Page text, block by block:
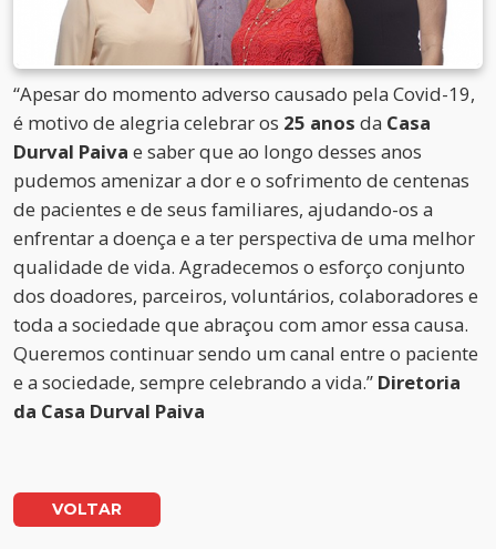
“Apesar do momento adverso causado pela Covid-19,
é motivo de alegria celebrar os 25 anos da Casa
Durval Paiva e saber que ao longo desses anos
pudemos amenizar a dor e o sofrimento de centenas
de pacientes e de seus familiares, ajudando-os a
enfrentar a doença e a ter perspectiva de uma melhor
qualidade de vida. Agradecemos o esforço conjunto
dos doadores, parceiros, voluntários, colaboradores e
toda a sociedade que abraçou com amor essa causa.
Queremos continuar sendo um canal entre o paciente
e a sociedade, sempre celebrando a vida.” Diretoria
da Casa Durval Paiva
VOLTAR